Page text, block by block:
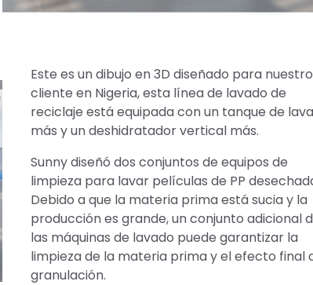
Este es un dibujo en 3D diseñado para nuestro
cliente en Nigeria, esta línea de lavado de
reciclaje está equipada con un tanque de
más y un deshidratador vertical más.
Sunny diseñó dos conjuntos de equipos de
limpieza para lavar películas de PP
Debido a que la materia prima está sucia y la
producción es grande, un conjunto adicional
las máquinas de lavado puede garantizar la
limpieza de la materia prima y el efecto final
granulación.